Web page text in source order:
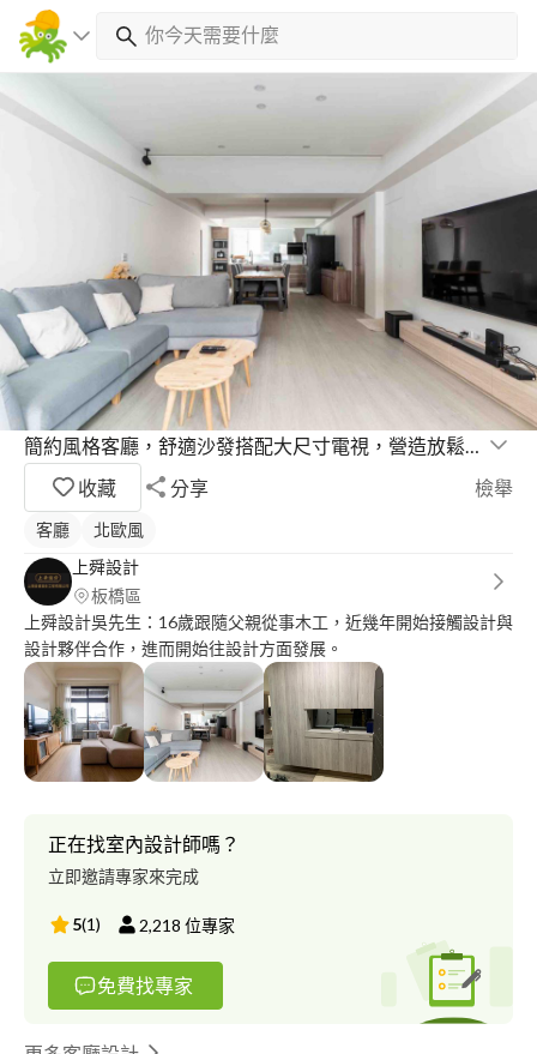
收藏
分享 檢舉
客廳
北歐風
上舜設計
板橋區
上舜設計吳先生：16歲跟隨父親從事木工，近幾年開始接觸設計與
設計夥伴合作，進而開始往設計方面發展。
正在找室內設計師嗎？
立即邀請專家來完成
5(1) 2,218 位專家
免費找專家